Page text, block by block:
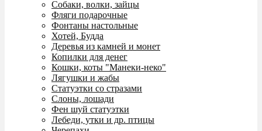
Собаки, волки, зайцы
Фляги подарочные
Фонтаны настольные
Хотей, Будда
Деревья из камней и монет
Копилки для денег
Кошки, коты "Манеки-неко"
Лягушки и жабы
Статуэтки со стразами
Слоны, лошади
Фен шуй статуэтки
Лебеди, утки и др. птицы